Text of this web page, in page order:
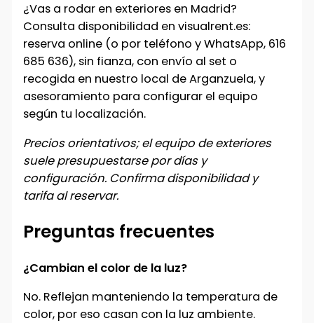
¿Vas a rodar en exteriores en Madrid?
Consulta disponibilidad en visualrent.es:
reserva online (o por teléfono y WhatsApp, 616
685 636), sin fianza, con envío al set o
recogida en nuestro local de Arganzuela, y
asesoramiento para configurar el equipo
según tu localización.
Precios orientativos; el equipo de exteriores
suele presupuestarse por días y
configuración. Confirma disponibilidad y
tarifa al reservar.
Preguntas frecuentes
¿Cambian el color de la luz?
No. Reflejan manteniendo la temperatura de
color, por eso casan con la luz ambiente.